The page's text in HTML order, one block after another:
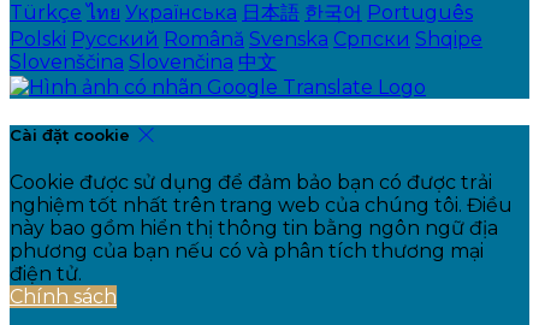
Türkçe ไทย Українська 日本語 한국어 Português
Polski Русский Română Svenska Српски Shqipe
Slovenščina Slovenčina 中文
Cài đặt cookie
Cookie được sử dụng để đảm bảo bạn có được trải
nghiệm tốt nhất trên trang web của chúng tôi. Điều
này bao gồm hiển thị thông tin bằng ngôn ngữ địa
phương của bạn nếu có và phân tích thương mại
điện tử.
Chính sách